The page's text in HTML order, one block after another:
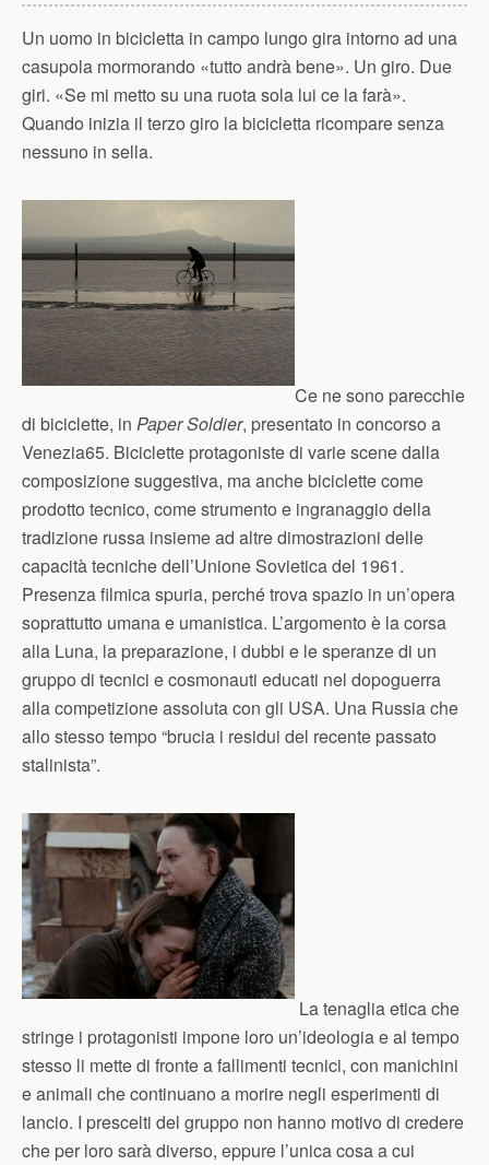
Un uomo in bicicletta in campo lungo gira intorno ad una
casupola mormorando «tutto andrà bene». Un giro. Due
giri. «Se mi metto su una ruota sola lui ce la farà».
Quando inizia il terzo giro la bicicletta ricompare senza
nessuno in sella.
Ce ne sono parecchie
di biciclette, in Paper Soldier, presentato in concorso a
Venezia65. Biciclette protagoniste di varie scene dalla
composizione suggestiva, ma anche biciclette come
prodotto tecnico, come strumento e ingranaggio della
tradizione russa insieme ad altre dimostrazioni delle
capacità tecniche dell’Unione Sovietica del 1961.
Presenza filmica spuria, perché trova spazio in un’opera
soprattutto umana e umanistica. L’argomento è la corsa
alla Luna, la preparazione, i dubbi e le speranze di un
gruppo di tecnici e cosmonauti educati nel dopoguerra
alla competizione assoluta con gli USA. Una Russia che
allo stesso tempo “brucia i residui del recente passato
stalinista”.
La tenaglia etica che
stringe i protagonisti impone loro un’ideologia e al tempo
stesso li mette di fronte a fallimenti tecnici, con manichini
e animali che continuano a morire negli esperimenti di
lancio. I prescelti del gruppo non hanno motivo di credere
che per loro sarà diverso, eppure l’unica cosa a cui